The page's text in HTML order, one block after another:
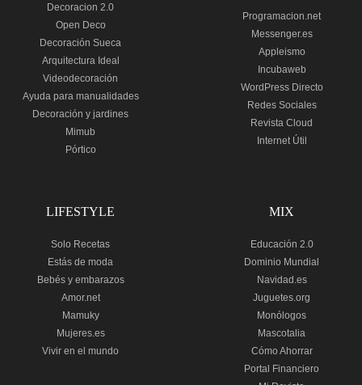
Decoracion 2.0
Open Deco
Decoración Sueca
Arquitectura Ideal
Videodecoración
Ayuda para manualidades
Decoración y jardines
Mimub
Pórtico
Programacion.net
Messenger.es
Appleismo
Incubaweb
WordPress Directo
Redes Sociales
Revista Cloud
Internet Útil
LIFESTYLE
Solo Recetas
Estás de moda
Bebés y embarazos
Amor.net
Mamuky
Mujeres.es
Vivir en el mundo
MIX
Educación 2.0
Dominio Mundial
Navidad.es
Juguetes.org
Monólogos
Mascotalia
Cómo Ahorrar
Portal Financiero